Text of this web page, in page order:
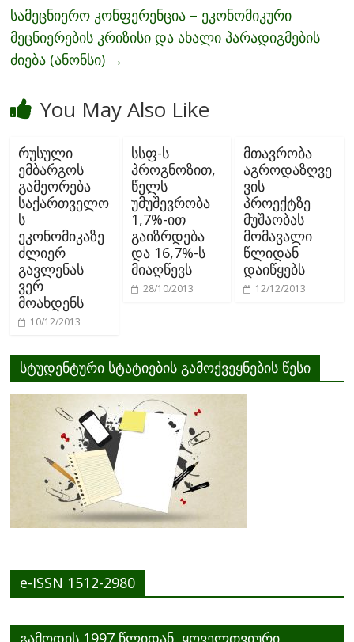
სამეცნიერო კონფერენცია – ეკონომიკური
მეცნიერების კრიზისი და ახალი პარადიგმების
ძიება (ანონსი) →
You May Also Like
რუსული
ემბარგოს
გამეორება
საქართველო
ს
ეკონომიკაზე
ძლიერ
გავლენას
ვერ
მოახდენს
10/12/2013
სსფ-ს
პროგნოზით,
წელს
უმუშევრობა
1,7%-ით
გაიზრდება
და 16,7%-ს
მიაღწევს
28/10/2013
მთავრობა
აგროდაზღვე
ვის
პროექტზე
მუშაობას
მომავალი
წლიდან
დაიწყებს
12/12/2013
სტუდენტური სტატიების გამოქვეყნების წესი
e-ISSN 1512-2980